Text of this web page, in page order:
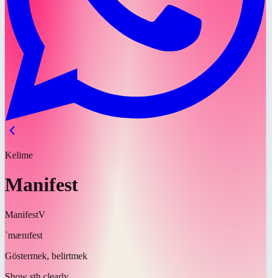
Kelime
Manifest
ManifestV
ˈmænɪfest
Göstermek, belirtmek